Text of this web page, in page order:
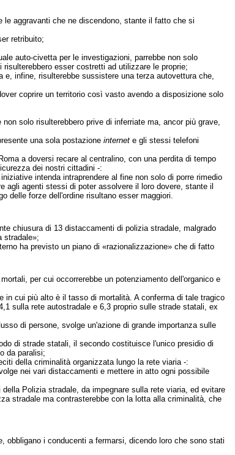
aggravanti che ne discendono, stante il fatto che si
retribuito;
auto-civetta per le investigazioni, parrebbe non solo
esser costretti ad utilizzare le proprie;
infine, risulterebbe sussistere una terza autovettura che,
coprire un territorio così vasto avendo a disposizione solo
solo risulterebbero prive di inferriate ma, ancor più grave,
una sola postazione internete gli stessi telefoni
a doversi recare al centralino, con una perdita di tempo
dei nostri cittadini -:
intenda intraprendere al fine non solo di porre rimedio
agli agenti stessi di poter assolvere il loro dovere, stante il
delle forze dell'ordine risultano esser maggiori.
chiusura di 13 distaccamenti di polizia stradale, malgrado
stradale»;
ha previsto un piano di «razionalizzazione» che di fatto
per cui occorrerebbe un potenziamento dell'organico e
cui più alto è il tasso di mortalità. A conferma di tale tragico
sulla rete autostradale e 6,3 proprio sulle strade statali, ex
di persone, svolge un'azione di grande importanza sulle
di strade statali, il secondo costituisce l'unico presidio di
da paralisi;
della criminalità organizzata lungo la rete viaria -:
nei vari distaccamenti e mettere in atto ogni possibile
Polizia stradale, da impegnare sulla rete viaria, ed evitare
stradale ma contrasterebbe con la lotta alla criminalità, che
i conducenti a fermarsi, dicendo loro che sono stati